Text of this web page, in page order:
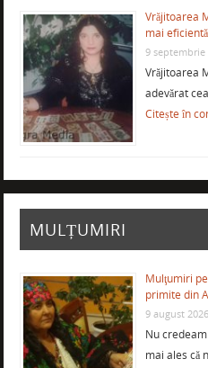
Vrăjitoarea
mai
9 septembrie
Vrăjitoarea
adevărat
Citește în
MULȚUMIRI
Mulţumiri
primite din
9 august 2026
Nu credeam
mai ales că